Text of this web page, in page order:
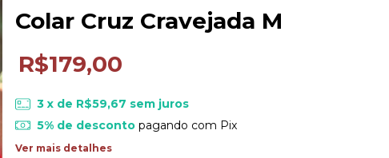
Colar Cruz Cravejada M
R$179,00
3 x de R$59,67 sem juros
5% de descontopagando com Pix
Ver mais detalhes